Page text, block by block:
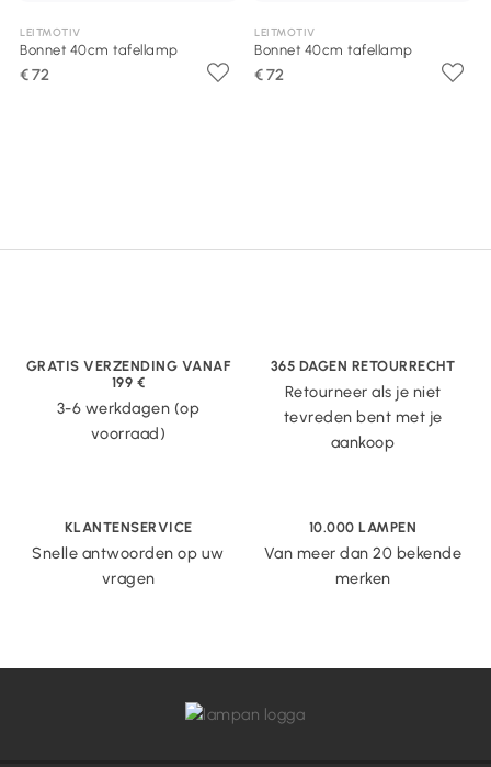
LEITMOTIV
Bonnet 40cm tafellamp
€ 72
LEITMOTIV
Bonnet 40cm tafellamp
€ 72
GRATIS VERZENDING VANAF
199 €
3-6 werkdagen (op
voorraad)
365 DAGEN RETOURRECHT
Retourneer als je niet
tevreden bent met je
aankoop
KLANTENSERVICE
Snelle antwoorden op uw
vragen
10.000 LAMPEN
Van meer dan 20 bekende
merken